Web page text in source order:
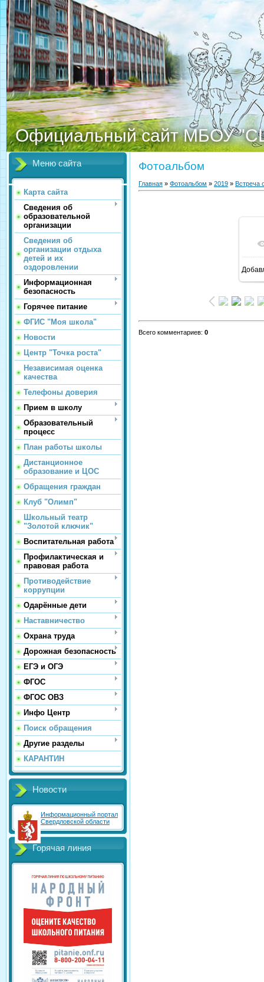
Официальный сайт МБОУ
Меню сайта
Карта сайта
Сведения об
образовательной
организации
Сведения об
организации отдыха
детей и их
оздоровлении
Информационная
безопасность
Горячее питание
ФГИС "Моя школа"
Новости
Центр "Точка роста"
Независимая оценка
качества
Телефоны доверия
Прием в школу
Образовательный
процесс
План работы школы
Дистанционное
образование и ЦОС
Обращения граждан
Клуб "Олимп"
Школьный театр
"Золотой ключик"
Воспитательная работа
Профилактическая и
правовая работа
Противодействие
коррупции
Одарённые дети
Наставничество
Охрана труда
Дорожная безопасность
ЕГЭ и ОГЭ
ФГОС
ФГОС ОВЗ
Инфо Центр
Поиск обращения
Другие разделы
КАРАНТИН
Новости
Информационный портал
Свердловской области
Горячая линия
Фотоальбом
Главная » Фотоальбом » 2019 » Встреча
Всего комментариев: 0